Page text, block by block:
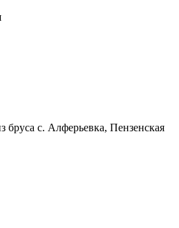
с. Алферьевка, Пензенская